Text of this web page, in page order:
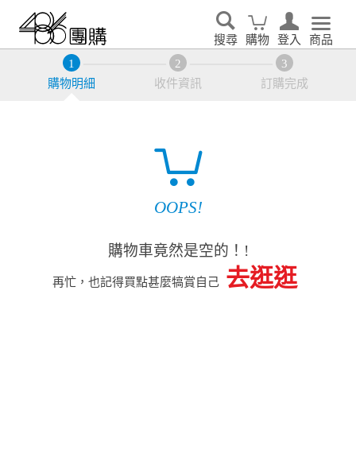
搜尋 購物 登入 商品
購物明細 收件資訊 訂購完成
OOPS!
購物車竟然是空的！!
再忙，也記得買點甚麼犒賞自己 去逛逛